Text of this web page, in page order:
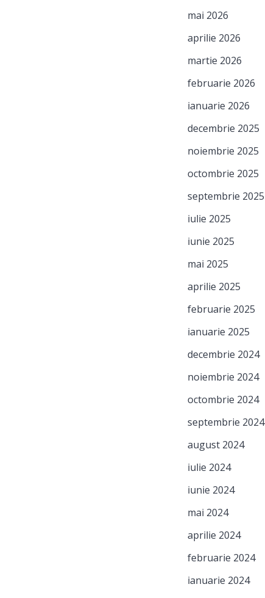
mai 2026
aprilie 2026
martie 2026
februarie 2026
ianuarie 2026
decembrie 2025
noiembrie 2025
octombrie 2025
septembrie 2025
iulie 2025
iunie 2025
mai 2025
aprilie 2025
februarie 2025
ianuarie 2025
decembrie 2024
noiembrie 2024
octombrie 2024
septembrie 2024
august 2024
iulie 2024
iunie 2024
mai 2024
aprilie 2024
februarie 2024
ianuarie 2024